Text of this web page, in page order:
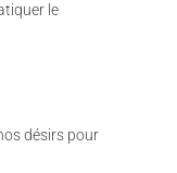
le
désirs pour